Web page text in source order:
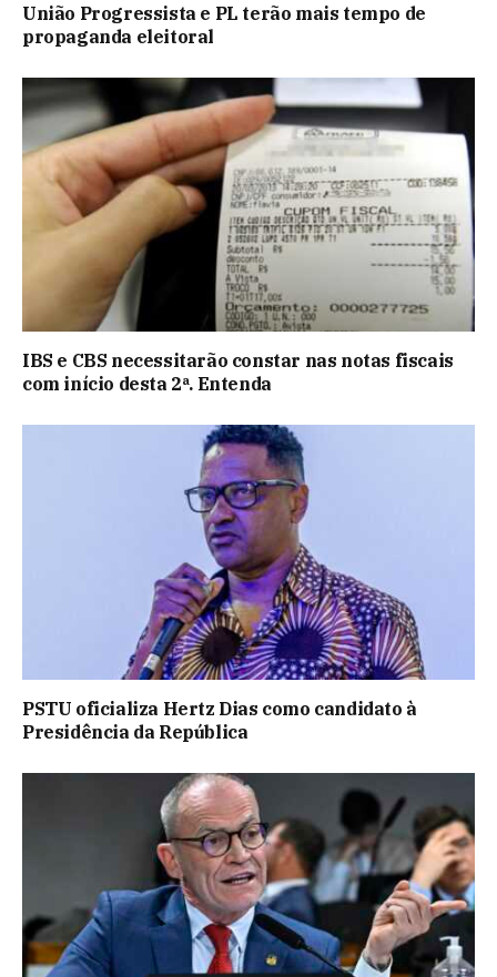
União Progressista e PL terão mais tempo de
propaganda eleitoral
IBS e CBS necessitarão constar nas notas fiscais
com início desta 2ª. Entenda
PSTU oficializa Hertz Dias como candidato à
Presidência da República